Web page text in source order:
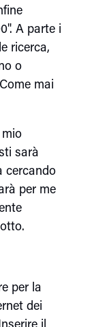
A parte i
ricerca,
o
mai
sarà
cercando
per me
per la
dei
il